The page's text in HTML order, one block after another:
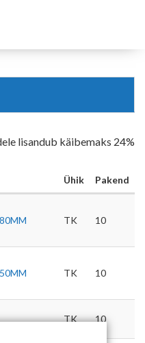
lisandub käibemaks 24%
Ühik Pakend
TK 10
TK 10
TK 10